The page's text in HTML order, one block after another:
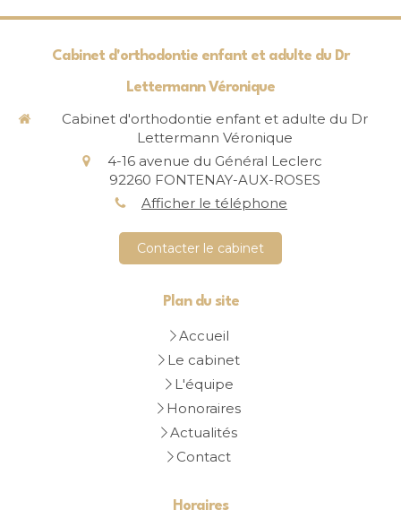
Cabinet d'orthodontie enfant et adulte du Dr
Lettermann Véronique
Cabinet d'orthodontie enfant et adulte du Dr
Lettermann Véronique
4-16 avenue du Général Leclerc
92260 FONTENAY-AUX-ROSES
Afficher le téléphone
Contacter le cabinet
Plan du site
Accueil
Le cabinet
L'équipe
Honoraires
Actualités
Contact
Horaires